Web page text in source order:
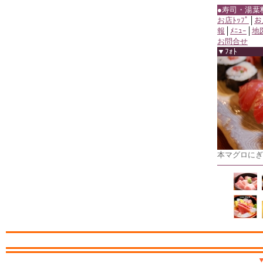
●寿司・湯
お店ﾄｯﾌﾟ
報
ﾒﾆｭｰ
地
お問合せ
▼ﾌｫﾄ
本マグロに